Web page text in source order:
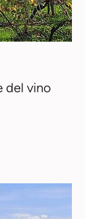
del vino